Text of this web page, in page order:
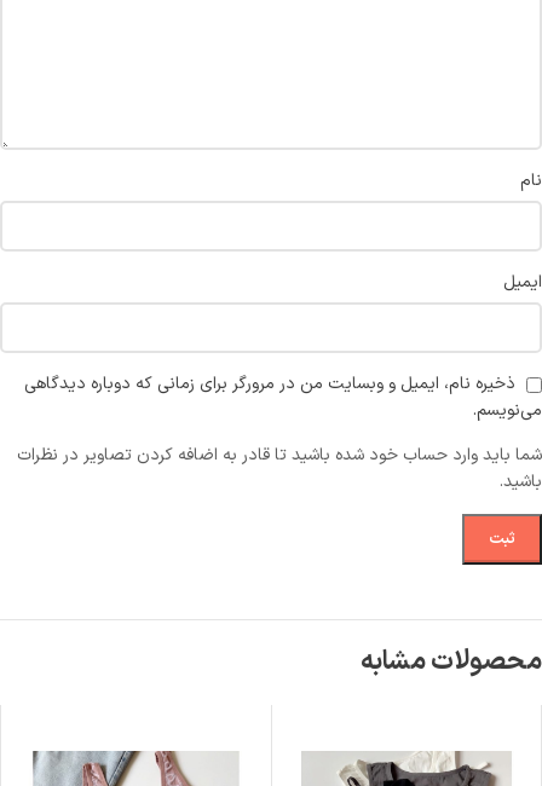
نام
ایمیل
ذخیره نام، ایمیل و وبسایت من در مرورگر برای زمانی که دوباره دیدگاهی
می‌نویسم.
شما باید وارد حساب خود شده باشید تا قادر به اضافه کردن تصاویر در نظرات
باشید.
محصولات مشابه